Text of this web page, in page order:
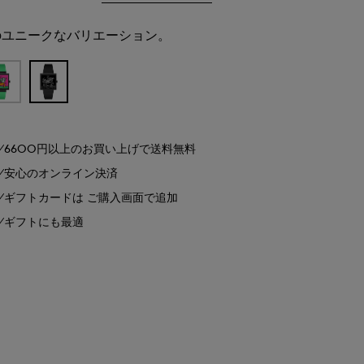
ニークなバリエーション。
6600円以上のお買い上げで送料無料
安心のオンライン決済
ギフトカードは ご購入画面で追加
ギフトにも最適